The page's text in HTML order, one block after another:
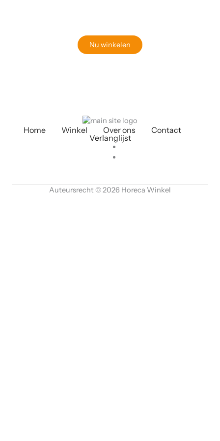
Nu winkelen
Home Winkel Over ons
Contact
Verlanglijst
Auteursrecht © 2026 Horeca Winkel